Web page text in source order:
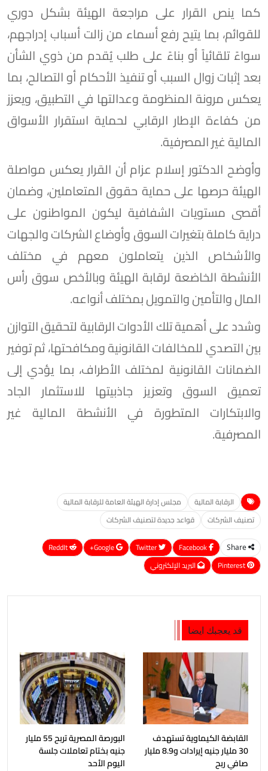
كما ينص القرار على مراجعة الهيئة بشكل دوري
للقوائم، بما يتيح رفع أسماء من زالت أسباب إدراجهم،
سواءً تلقائياً أو بناءً على طلب يُقدم من ذوي الشأن
بعد إثبات زوال السبب أو تنفيذ الأحكام أو التصالح، بما
يعكس مرونة المنظومة وعدالتها في التطبيق، ويعزز
من كفاءة الإطار الرقابي لحماية استقرار الأسواق
المالية غير المصرفية.
وأوضح الدكتور إسلام عزام أن القرار يعكس مواصلة
الهيئة حرصها على حماية حقوق المتعاملين، وضمان
أقصى مستويات الشفافية ليكون المواطنون على
دراية كاملة بتغيرات السوق وأوضاع الشركات والجهات
والأشخاص الذين يتعاملون معهم في مختلف
الأنشطة الخاضعة لرقابة الهيئة وبالأخص سوق رأس
المال والتأمين والتمويل بمختلف أنواعه.
وشدد على أهمية تلك الأدوات الرقابية لتحقيق التوازن
بين التصدي للمخالفات القانونية ومكافحتها، ثم توفير
الضمانات القانونية لمختلف الأطراف، بما يؤدي إلى
تعميق السوق وتعزيز جاذبيتها للاستثمار الجاد
والابتكارات المتطورة في الأنشطة المالية غير
المصرفية.
الرقابة المالية
مجلس إدارة الهيئة العامة للرقابة المالية
تصنيف الشركات
قواعد جديدة لتصنيف الشركات
Share
Google+
ReddIt
Pinterest
البريد الإلكتروني
قد يعجبك ايضا
القابضة الكيماوية تستهدف
30 مليار جنيه إيرادات و8.9 مليار
صافي ربح
البورصة المصرية تربح 55 مليار
جنيه بختام تعاملات جلسة
اليوم الأحد